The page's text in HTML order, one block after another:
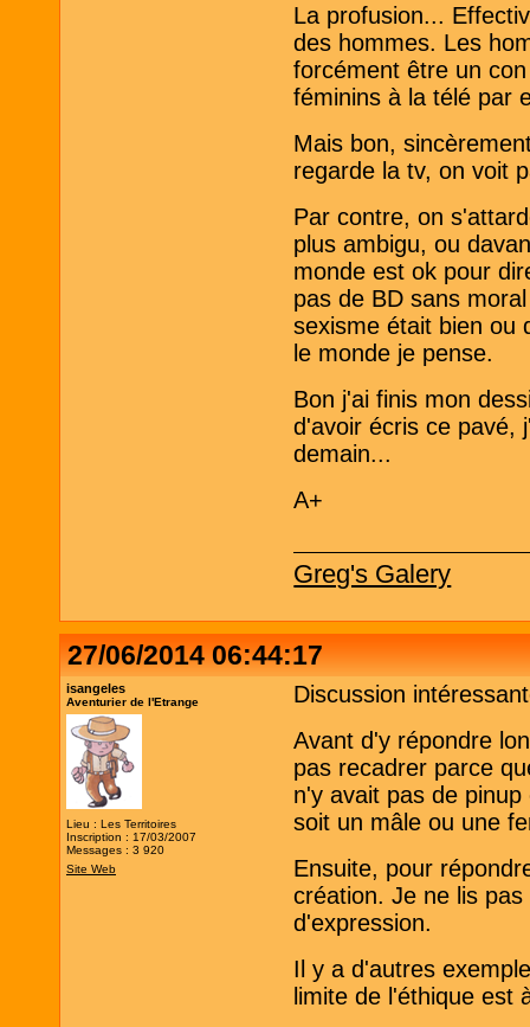
La profusion...
des hommes. Les
forcément être un
féminins à la télé par
Mais bon,
regarde la tv, on voit
Par contre, on
plus ambigu, ou
monde est ok pour
pas de BD sans
sexisme était bien ou
le monde je pense.
Bon j'ai finis mon
d'avoir écris ce pavé,
demain...
A+
Greg's Galery
27/06/2014 06:44:17
isangeles
Aventurier de l'Etrange
Lieu : Les Territoires
Inscription : 17/03/2007
Messages : 3 920
Site Web
Discussion
Avant d'y répondre
pas recadrer parce
n'y avait pas de
soit un mâle ou une
Ensuite, pour
création. Je ne lis
d'expression.
Il y a d'autres
limite de l'éthique est